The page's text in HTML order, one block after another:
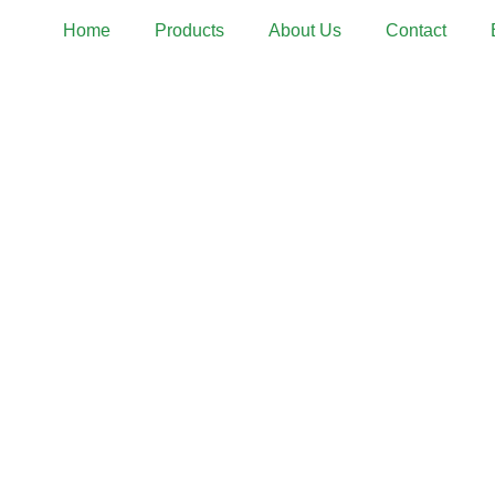
Home Products About Us Contact